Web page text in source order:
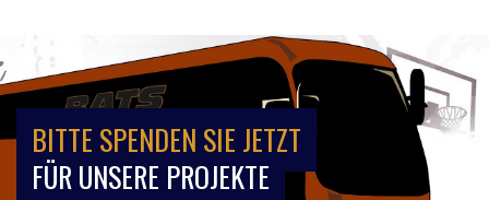
BITTE SPENDEN SIE JETZT
FÜR UNSERE PROJEKTE